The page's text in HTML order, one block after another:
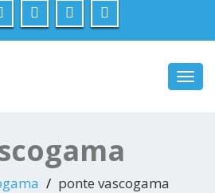
ponte vascogama